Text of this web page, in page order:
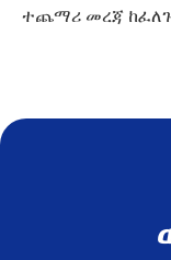
ተጨማሪ መረጃ ከፈለጉ